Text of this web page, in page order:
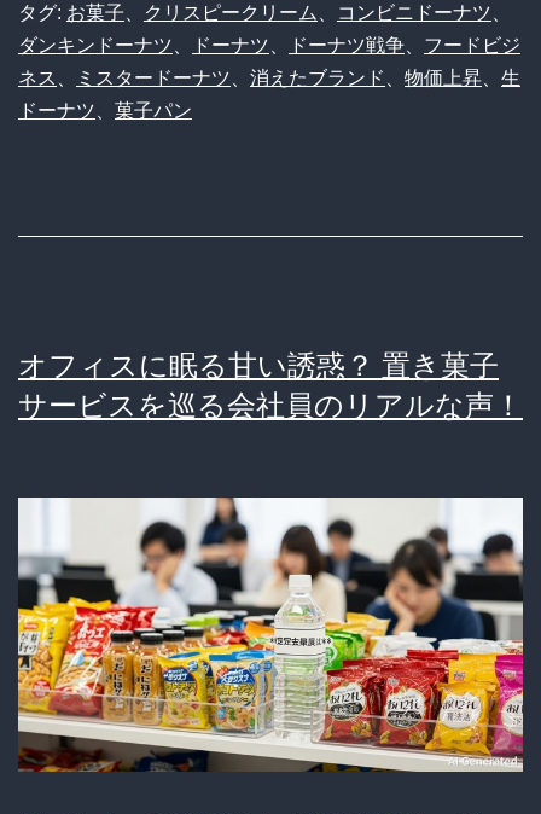
ー
ド
な
ぜ
ド
ー
ナ
ツ
は
消
え
タグ: お菓子 クリスピークリーム コンビニドーナツ
ダンキンドーナツ
ドーナツ ドーナツ戦争
フードビジ
ネス
ミスタードーナツ 消えたブランド 物価上昇
生
ドーナツ
菓子パン
オフィスに眠る甘い誘惑？ 置き菓子
サービスを巡る会社員のリアルな声！